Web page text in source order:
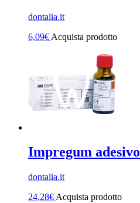
dontalia.it
6,09€ Acquista prodotto
Impregum adesivo
dontalia.it
24,28€ Acquista prodotto